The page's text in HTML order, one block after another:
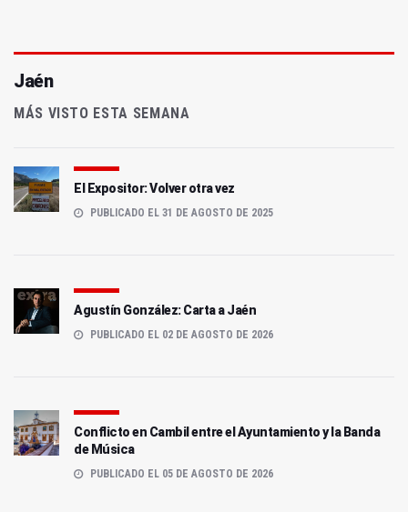
Jaén
MÁS VISTO ESTA SEMANA
El Expositor: Volver otra vez
PUBLICADO EL 31 DE AGOSTO DE 2025
Agustín González: Carta a Jaén
PUBLICADO EL 02 DE AGOSTO DE 2026
Conflicto en Cambil entre el Ayuntamiento y la Banda
de Música
PUBLICADO EL 05 DE AGOSTO DE 2026